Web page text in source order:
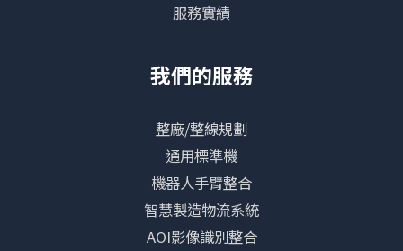
服務實績
我們的服務
整廠/整線規劃
通用標準機
機器人手臂整合
智慧製造物流系統
AOI影像識別整合